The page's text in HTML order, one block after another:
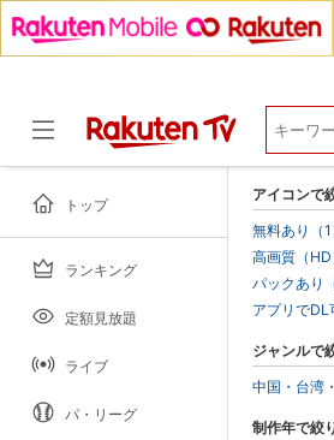
トップ
ランキング
定額見放題
ライブ
パ・リーグ
アイコンで
無料あり（1
高画質（HD
パックあり
アプリでDL
ジャンルで
中国・台湾
制作年で絞